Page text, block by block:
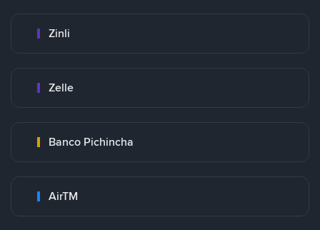
Zinli
Zelle
Banco Pichincha
AirTM